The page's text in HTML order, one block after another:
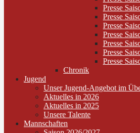
Presse
Presse
Presse
Presse
Presse
Presse
Presse
Chronik
Jugend
Unser Jugend-Angebot im
Aktuelles in 2026
Aktuelles in 2025
Unsere Talente
Mannschaften